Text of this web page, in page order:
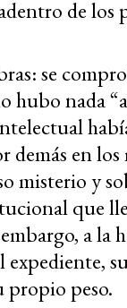
de los
se
hubo nada
demás en los
misterio y
que
a la
expediente,
propio peso.